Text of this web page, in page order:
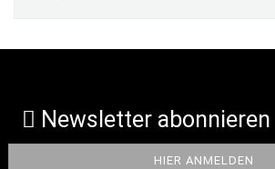
Newsletter abonnieren